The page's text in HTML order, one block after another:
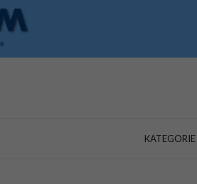
KATEGORIE